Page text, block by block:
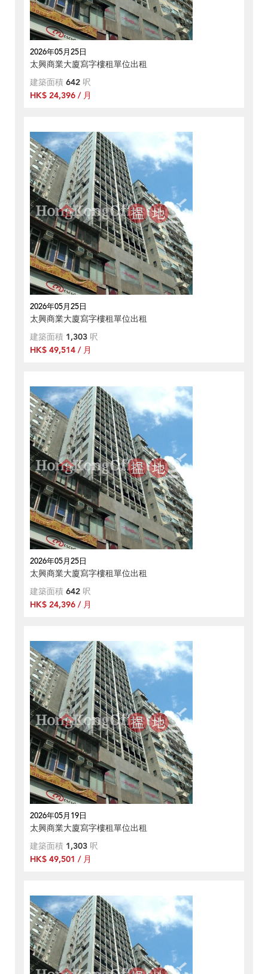
2026年05月25日
太興商業大廈寫字樓租單位出租
建築面積 642 呎
HK$ 24,396 / 月
2026年05月25日
太興商業大廈寫字樓租單位出租
建築面積 1,303 呎
HK$ 49,514 / 月
2026年05月25日
太興商業大廈寫字樓租單位出租
建築面積 642 呎
HK$ 24,396 / 月
2026年05月19日
太興商業大廈寫字樓租單位出租
建築面積 1,303 呎
HK$ 49,501 / 月